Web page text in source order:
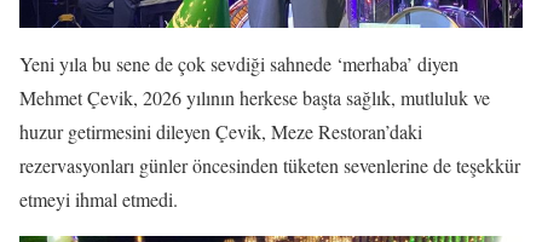
Yeni yıla bu sene de çok sevdiği sahnede ‘merhaba’ diyen
Mehmet Çevik, 2026 yılının herkese başta sağlık, mutluluk ve
huzur getirmesini dileyen Çevik, Meze Restoran’daki
rezervasyonları günler öncesinden tüketen sevenlerine de teşekkür
etmeyi ihmal etmedi.